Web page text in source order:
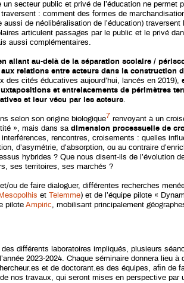
un secteur public et privé de l’éducation ne permet
: comment des formes de
aussi de néolibéralisation de l’éducation) traversent
articulent passages par le public et le privé
aussi complémentaires.
allant au-delà de la séparation scolaire /
relations entre acteurs dans la construction
des cités éducatives aujourd’hui, lancés en 2019),
et entrelacements de périmètres
et leur vécu par les acteurs.
selon son origine biologique7 renvoyant à un
», mais dans sa dimension processuelle de
rencontres, croisements : quelles
d’asymétrie, d’absorption, ou au contraire
hybrides ? Que nous disent-ils de l’évolution
ses territoires, ses marchés ?
ou de faire dialoguer, différentes recherches
Mesopolhis et Telemme) et de l’équipe pilote «
pilote Ampiric, mobilisant principalement
différents laboratoires impliqués, plusieurs
2023-2024. Chaque séminaire donnera lieu à
et de doctorant.es des équipes, afin de
nos travaux, qui seront mises en perspective par